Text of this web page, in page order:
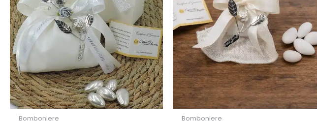
Bomboniere
opzioni
possono
essere
scelte
nella
pagina
del
prodotto
Bomboniere
opzioni
possono
essere
scelte
nella
pagina
del
prodotto